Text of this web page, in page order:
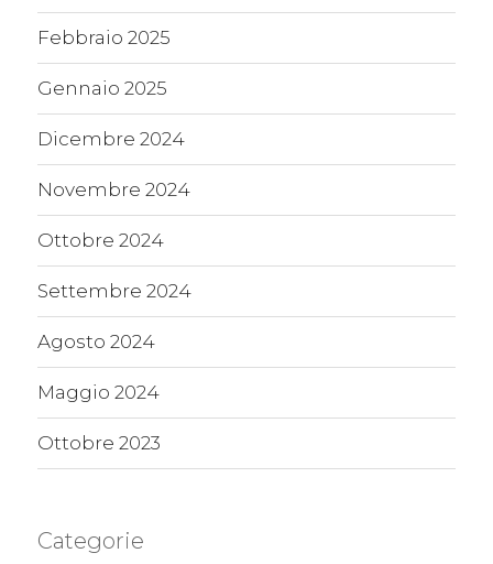
Febbraio 2025
Gennaio 2025
Dicembre 2024
Novembre 2024
Ottobre 2024
Settembre 2024
Agosto 2024
Maggio 2024
Ottobre 2023
Categorie